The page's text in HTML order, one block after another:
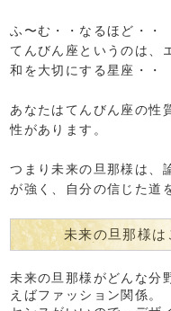
ふ〜む・・なるほど・・
てんびん座というのは、
和を大切にする星座・・
あなたはてんびん座の性
性があります。
つまり未来の旦那様は、
が強く、自分の信じた道
未来の旦那様
未来の旦那様がどんな分
えばファッション関係。